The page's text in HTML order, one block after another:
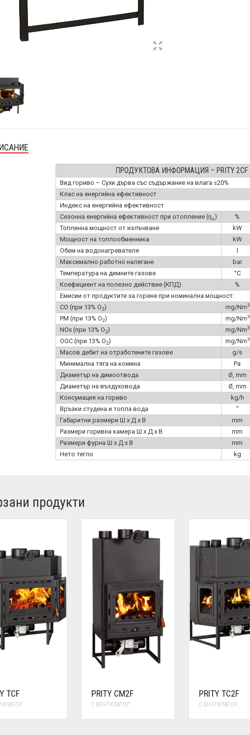
ПРОДУКТОВА ИНФОРМАЦИЯ – PRITY 2CF
Вид гориво – Сухи дърва със съдържание на влага ≤20%
Клас на енергийна ефективност
Индекс на енергийна ефективност
Сезонна енергийна ефективност при отопление (ηs) %
Топлинна мощност от излъчване
kW
Мощност на топлообменника
kW
Обем на водонагревателя
Максимално работно налягане
bar
Температура на димните газове
°C
Коефициент на полезно действие (КПД)
%
Емисии от продуктите за горене при номинална мощност:
CO (при 13% O2) mg/Nm3
PM (при 13% O2) mg/Nm3
NOx (при 13% O2) mg/Nm3
OGC (при 13% O2) mg/Nm3
Масов дебит на отработените газове
g/s
Минимална тяга на комина
Pa
Диаметър на димоотвода
Ø, mm
Диаметър на въздуховода
Ø, mm
Консумация на гориво
kg/h
Връзки студена и топла вода
″
Габаритни размери Ш x Д x В
mm
Размери горивна камера Ш x Д x В
mm
Размери фурна Ш x Д x В
mm
Нето тегло
kg
продукти
TCF PRITY CM2F
С ВЕНТИЛАТОР
PRITY TC2F
С ВЕНТИЛАТОР